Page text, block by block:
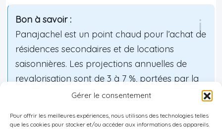
Gérer le consentement
Pour offrir les meilleures expériences, nous utilisons des technologies telles
que les cookies pour stocker et/ou accéder aux informations des appareils.
Bon à savoir :
Panajachel est un point chaud pour l’achat de
résidences secondaires et de locations
saisonnières. Les projections annuelles de
revalorisation sont de 3 à 7 %, portées par la
croissance touristique et l’intérêt des
durée autour du lac peuvent atteindre 8,4 %,